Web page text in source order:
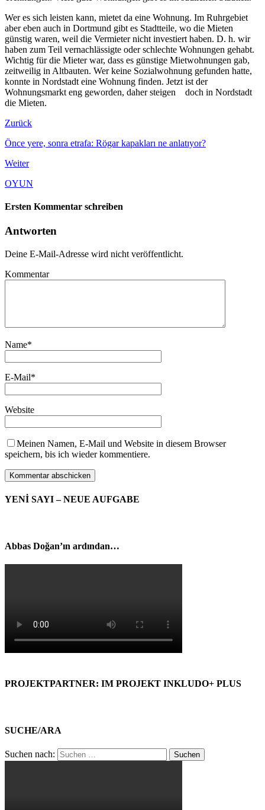
Wer es sich leisten kann, mietet da eine Wohnung. Im Ruhrgebiet
aber eben auch in Dortmund gibt es Stadtteile, wo die Mieten
günstig waren, weil die Vermieter nicht investiert haben. D. h. wir
haben zum Teil vernachlässigte oder schlechte Wohnungen gehabt.
Wichtig für die Mieter war, dass es günstige Mietwohnungen gab,
zeitweilig in Altbauten. Wer keine Sozialwohnung gefunden hatte,
konnte in Nordstadt eine Wohnung finden. Jetzt ist der
Wohnungsmarkt eng geworden, daher steigen doch in Nordstadt
die Mieten.
Zurück
Önce yere, sonra etrafa: Rögar kapakları ne anlatıyor?
Weiter
OYUN
Ersten Kommentar schreiben
Antworten
Deine E-Mail-Adresse wird nicht veröffentlicht.
Kommentar
Name*
E-Mail*
Website
Meinen Namen, E-Mail und Website in diesem Browser
speichern, bis ich wieder kommentiere.
YENİ SAYI – NEUE AUFGABE
Abbas Doğan’ın ardından…
PROJEKTPARTNER: IM PROJEKT INKLUDO+ PLUS
SUCHE/ARA
Suchen nach: